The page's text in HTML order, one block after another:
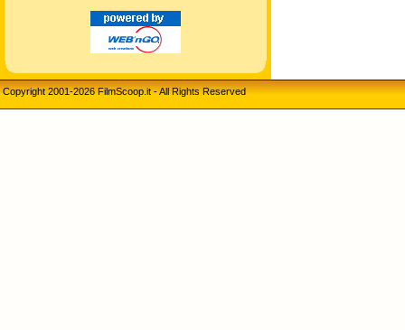
Copyright 2001-2026 FilmScoop.it - All Rights Reserved